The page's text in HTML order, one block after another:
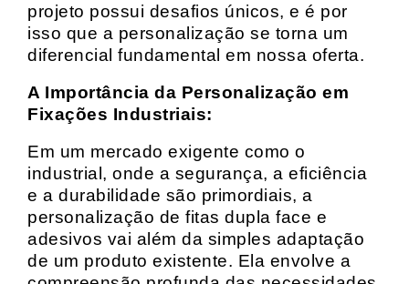
projeto possui desafios únicos, e é por
isso que a personalização se torna um
diferencial fundamental em nossa oferta.
A Importância da Personalização em
Fixações Industriais:
Em um mercado exigente como o
industrial, onde a segurança, a eficiência
e a durabilidade são primordiais, a
personalização de fitas dupla face e
adesivos vai além da simples adaptação
de um produto existente. Ela envolve a